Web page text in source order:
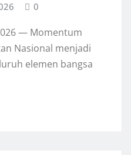
0
— Momentum
Nasional menjadi
elemen bangsa